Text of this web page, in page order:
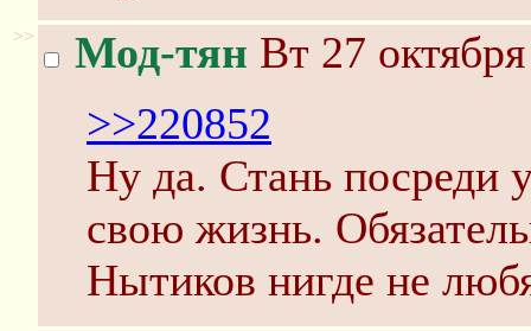
>> Мод-тян Вт 27
>>220852
Ну да. Стань посреди
свою жизнь.
Нытиков нигде не